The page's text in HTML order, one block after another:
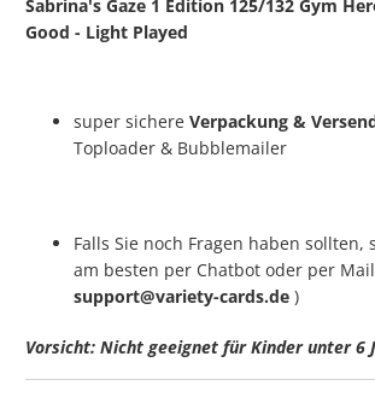
Sabrina's Gaze 1 Edition 125/132 Gym
Good - Light Played
super sichere Verpackung &
Toploader & Bubblemailer
Falls Sie noch Fragen haben sollten,
am besten per Chatbot oder per
support@variety-cards.de )
Vorsicht: Nicht geeignet für Kinder unter 6